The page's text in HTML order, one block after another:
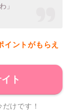
」
イントがもらえ
ト
けです！